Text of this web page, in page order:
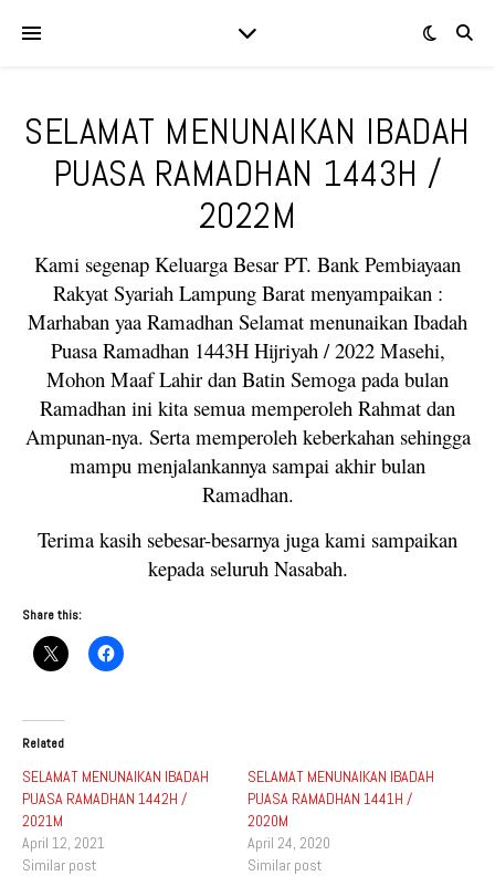
SELAMAT MENUNAIKAN IBADAH
PUASA RAMADHAN 1443H /
2022M
Kami segenap Keluarga Besar PT. Bank Pembiayaan
Rakyat Syariah Lampung Barat menyampaikan :
Marhaban yaa Ramadhan Selamat menunaikan Ibadah
Puasa Ramadhan 1443H Hijriyah / 2022 Masehi,
Mohon Maaf Lahir dan Batin Semoga pada bulan
Ramadhan ini kita semua memperoleh Rahmat dan
Ampunan-nya. Serta memperoleh keberkahan sehingga
mampu menjalankannya sampai akhir bulan
Ramadhan.
Terima kasih sebesar-besarnya juga kami sampaikan
kepada seluruh Nasabah.
Share this:
Related
SELAMAT MENUNAIKAN IBADAH
PUASA RAMADHAN 1442H /
2021M
April 12, 2021
Similar post
SELAMAT MENUNAIKAN IBADAH
PUASA RAMADHAN 1441H /
2020M
April 24, 2020
Similar post